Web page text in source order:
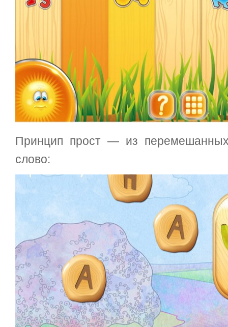
Принцип прост — из
слово: